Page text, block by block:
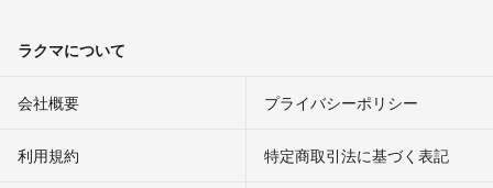
ラクマについて
会社概要 プライバシーポリシー
利用規約 特定商取引法に基づく表記